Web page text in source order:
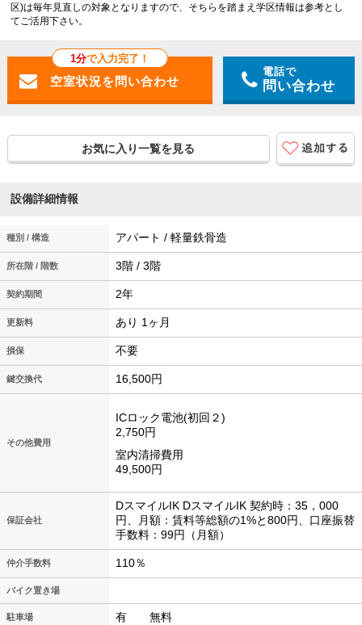
区)は毎年見直しの対象となりますので、そちらを踏まえ学区情報は参考とし
てご活用下さい。
1分で入力完了！
電話で
問い合わせ
お気に入り一覧を見る
設備詳細情報
種別 / 構造 アパート / 軽量鉄骨造
所在階 / 階数 3階 / 3階
契約期間 2年
更新料 あり 1ヶ月
損保 不要
鍵交換代 16,500円
その他費用
ICロック電池(初回２)
2,750円
室内清掃費用
49,500円
保証会社
DスマイルIK DスマイルIK 契約時：35，000
円、月額：賃料等総額の1%と800円、口座振替
手数料：99円（月額）
仲介手数料 110％
バイク置き場
駐車場 有 無料